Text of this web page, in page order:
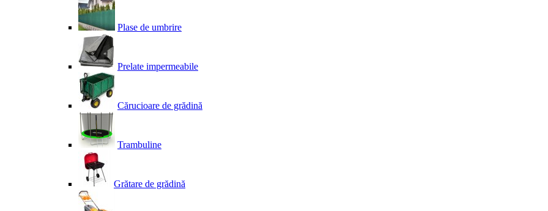
Plase de umbrire
Prelate impermeabile
Cărucioare de grădină
Trambuline
Grătare de grădină